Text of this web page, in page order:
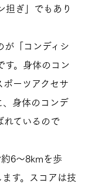
担ぎ」でもあり
が「コンディシ
す。身体のコン
ーツアクセサ
、身体のコンデ
れているので
6〜8kmを歩
す。スコアは技